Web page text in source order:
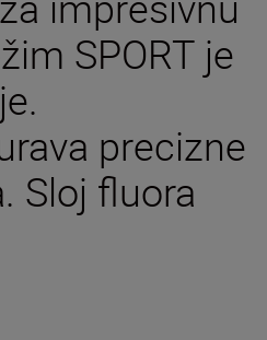
SPORT je
precizne
Sloj fluora